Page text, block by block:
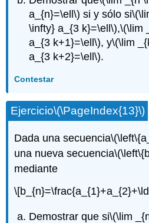
a_{n}=\ell\) si y sólo si
\infty} a_{3 k}=\ell\),\(\lim
a_{3 k+1}=\ell\), y\(\lim
a_{3 k+2}=\ell\).
Contestar
Ejercicio\(\PageIndex{13}\)
Dada una secuencia
una nueva secuencia
mediante
Demostrar que si\(\lim